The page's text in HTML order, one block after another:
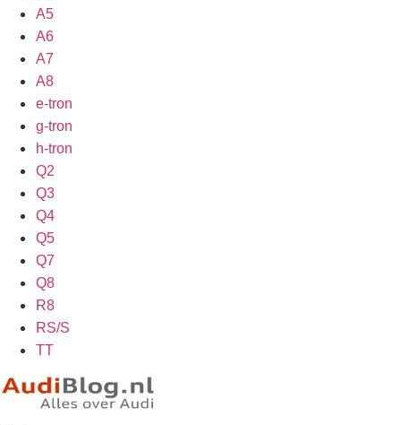
A5
A6
A7
A8
e-tron
g-tron
h-tron
Q2
Q3
Q4
Q5
Q7
Q8
R8
RS/S
TT